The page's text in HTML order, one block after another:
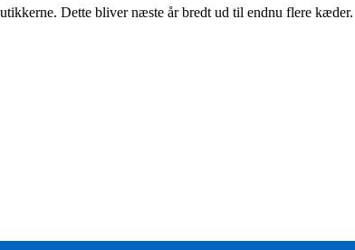
Dette bliver næste år bredt ud til endnu flere kæder.